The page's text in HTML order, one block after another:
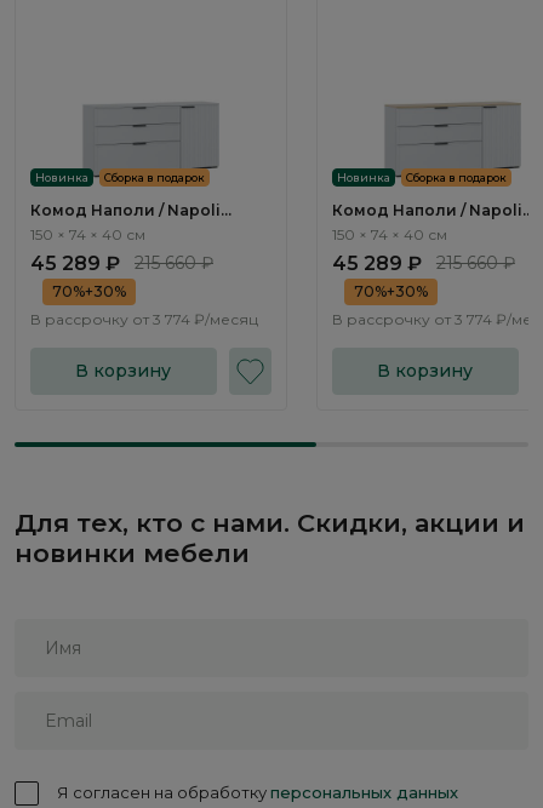
Новинка Сборка в подарок
Комод Наполи / Napoli
NP010.1
150 × 74 × 40 см
45 289 ₽ 215 660 ₽
70%+30%
В рассрочку от 3 774 ₽/месяц
В корзину
Новинка Сборка в подарок
Комод Наполи / Napoli
NP010.2
150 × 74 × 40 см
45 289 ₽ 215 660 ₽
70%+30%
В рассрочку от 3 774 ₽/
В корзину
Для тех, кто с нами. Скидки, акции и
новинки мебели
Я согласен на обработкуперсональных данных